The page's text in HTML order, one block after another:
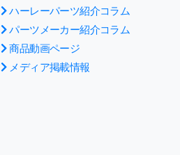
ハーレーパーツ紹介コラム
パーツメーカー紹介コラム
商品動画ページ
メディア掲載情報